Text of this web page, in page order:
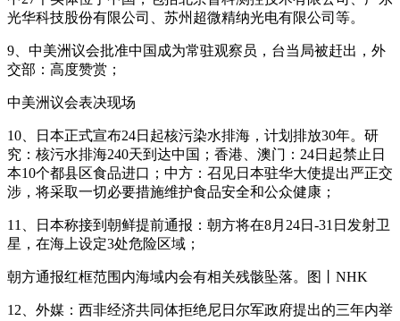
光华科技股份有限公司、苏州超微精纳光电有限公司等。
9、中美洲议会批准中国成为常驻观察员，台当局被赶出，外
交部：高度赞赏；
中美洲议会表决现场
10、日本正式宣布24日起核污染水排海，计划排放30年。研
究：核污水排海240天到达中国；香港、澳门：24日起禁止日
本10个都县区食品进口；中方：召见日本驻华大使提出严正交
涉，将采取一切必要措施维护食品安全和公众健康；
11、日本称接到朝鲜提前通报：朝方将在8月24日-31日发射卫
星，在海上设定3处危险区域；
朝方通报红框范围内海域内会有相关残骸坠落。图丨NHK
12、外媒：西非经济共同体拒绝尼日尔军政府提出的三年内举